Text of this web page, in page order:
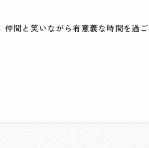
間と笑いながら有意義な時間を過